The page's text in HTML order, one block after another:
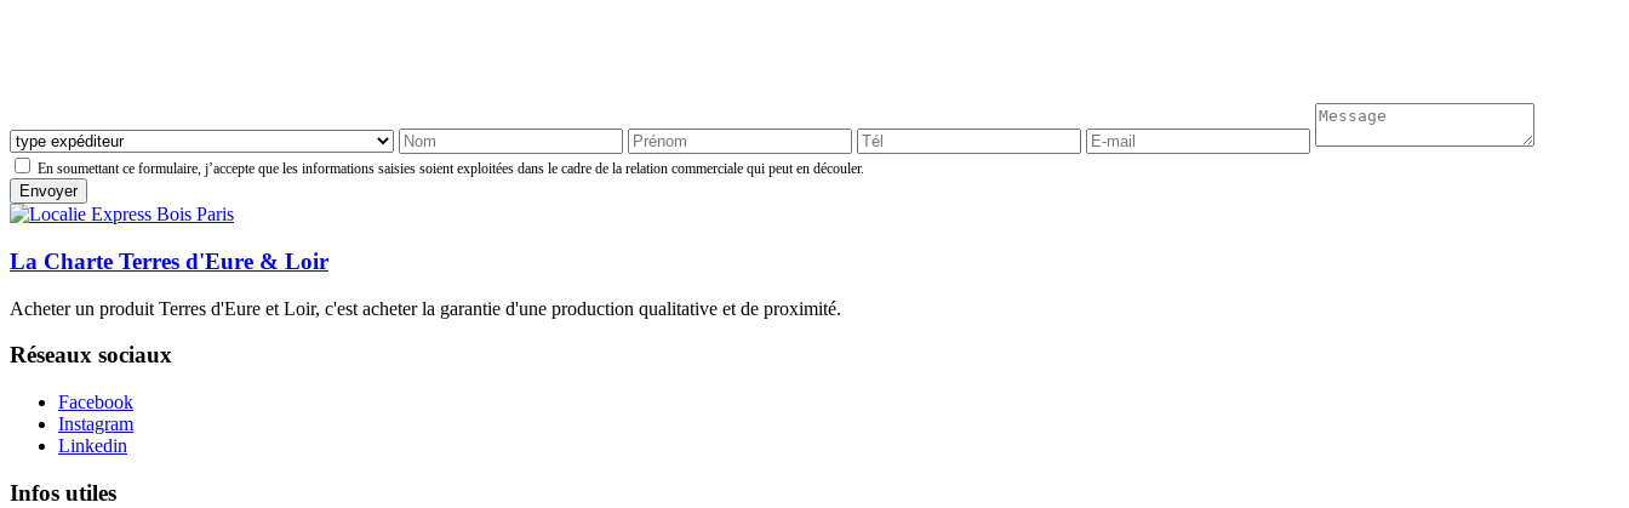
En soumettant ce formulaire, j’accepte que les informations saisies soient exploitées dans le cadre de la relation commerciale qui peut en découler.
La Charte Terres d'Eure & Loir
Acheter un produit Terres d'Eure et Loir, c'est acheter la garantie d'une production qualitative et de proximité.
Réseaux sociaux
Facebook
Instagram
Linkedin
Infos utiles